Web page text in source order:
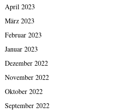
April 2023
März 2023
Februar 2023
Januar 2023
Dezember 2022
November 2022
Oktober 2022
September 2022